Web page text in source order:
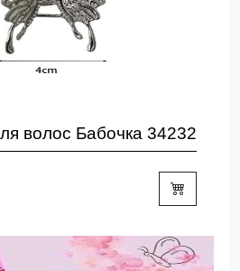
волос Бабочка 34232